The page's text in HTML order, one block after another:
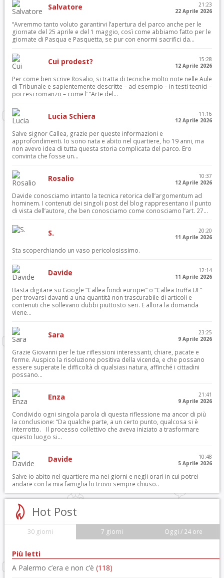
Salvatore
21:23
22 Aprile 2026
“Avremmo tanto voluto garantirvi l’apertura del parco anche per le
giornate del 25 aprile e del 1 maggio, così come abbiamo fatto per le
giornate di Pasqua e Pasquetta, se pur con enormi sacrifici da...
Cui prodest?
15:28
12 Aprile 2026
Per come ben scrive Rosalio, si tratta di tecniche molto note nelle Aule
di Tribunale e sapientemente descritte – ad esempio – in testi tecnici –
poi resi romanzo – come l’ “Arte del...
Lucia Schiera
11:16
12 Aprile 2026
Salve signor Callea, grazie per queste informazioni e
approfondimenti. Io sono nata e abito nel quartiere, ho 19 anni, ma
non avevo idea di tutta questa storia complicata del parco. Ero
convinta che fosse un...
Rosalio
10:37
12 Aprile 2026
Davide conosciamo intanto la tecnica retorica dell’argomentum ad
hominem. I contenuti dei singoli post del blog rappresentano il punto
di vista dell’autore, che ben conosciamo come conosciamo l’art. 27...
S.
20:20
11 Aprile 2026
Sta scoperchiando un vaso pericolosissimo.
Davide
12:14
11 Aprile 2026
Basta digitare su Google “Callea fondi europei” o “Callea truffa UE”
per trovarsi davanti a una quantità non trascurabile di articoli e
contenuti che sollevano dubbi piuttosto seri. E allora la domanda
viene...
Sara
23:25
9 Aprile 2026
Grazie Giovanni per le tue riflessioni interessanti, chiare, pacate e
ferme. Auspico la risoluzione positiva della vicenda, e che possano
essere superate le difficoltà di qualsiasi natura, affinché i cittadini
possano...
Enza
21:41
9 Aprile 2026
Condivido ogni singola parola di questa riflessione ma ancor di più
la conclusione: “Da qualche parte, a un certo punto, qualcosa si è
interrotto. Il processo collettivo che aveva iniziato a trasformare
questo luogo si...
Davide
10:48
5 Aprile 2026
Salve io abito nel quartiere ma nei giorni e negli orari in cui potrei
andare con la mia famiglia lo trovo sempre chiuso..
Hot Post
30 giorni 7 giorni Oggi / 24 ore
Più letti
A Palermo c’era e non c’è (118)